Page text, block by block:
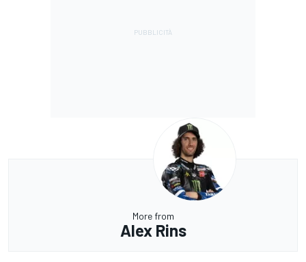
More from
Alex Rins